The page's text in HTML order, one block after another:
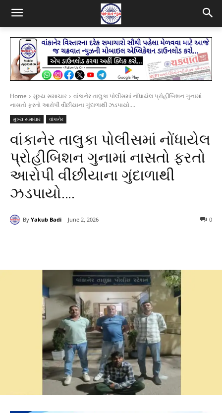
Home મુખ્ય સમાચાર
વાંકાનેર તાલુકા પોલીસમાં નોંધાયેલ પ્રોહીબિશન ગુનામાં
નાસતો ફરતો આરોપી વીંછીયાના ગુંદાળાથી ઝડપાયો....
મુખ્ય સમાચાર વાંકાનેર
વાંકાનેર તાલુકા પોલીસમાં નોંધાયેલ
પ્રોહીબિશન ગુનામાં નાસતો ફરતો
આરોપી વીંછીયાના ગુંદાળાથી
ઝડપાયો….
By Yakub Badi June 2, 2026 0